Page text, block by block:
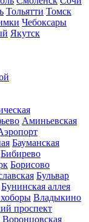
Тольятти Томск
Чебоксары
Якутск
Аминьевская
Бауманская
Бибирево
Борисово
Бульвар
Бунинская аллея
Владыкино
проспект
Воронцовская